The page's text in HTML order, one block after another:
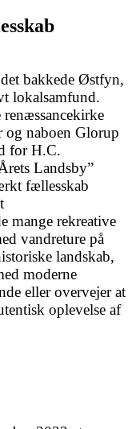
bakkede Østfyn,
lokalsamfund.
og naboen Glorup
for H.C.
Landsby”
fællesskab
mange rekreative
vandreture på
landskab,
moderne
eller overvejer at
oplevelse af